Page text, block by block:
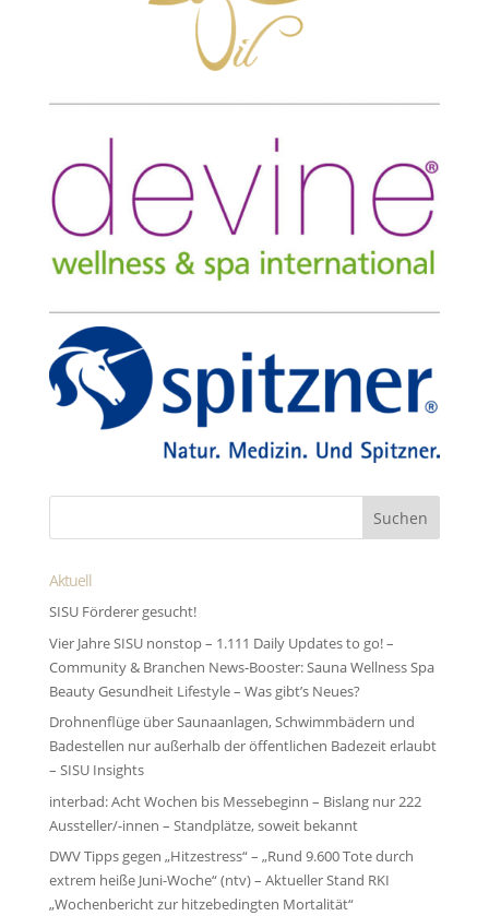
Aktuell
SISU Förderer gesucht!
Vier Jahre SISU nonstop – 1.111 Daily Updates to go! –
Community & Branchen News-Booster: Sauna Wellness Spa
Beauty Gesundheit Lifestyle – Was gibt’s Neues?
Drohnenflüge über Saunaanlagen, Schwimmbädern und
Badestellen nur außerhalb der öffentlichen Badezeit erlaubt
– SISU Insights
interbad: Acht Wochen bis Messebeginn – Bislang nur 222
Aussteller/-innen – Standplätze, soweit bekannt
DWV Tipps gegen „Hitzestress“ – „Rund 9.600 Tote durch
extrem heiße Juni-Woche“ (ntv) – Aktueller Stand RKI
„Wochenbericht zur hitze­bedingten Morta­lität“